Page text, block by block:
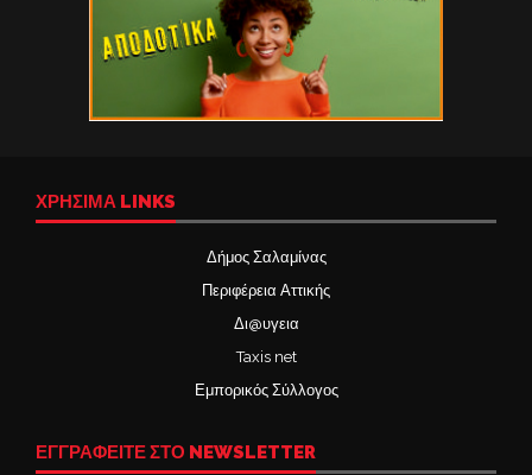
ΧΡΉΣΙΜΑ LINKS
Δήμος Σαλαμίνας
Περιφέρεια Αττικής
Δι@υγεια
Taxis net
Εμπορικός Σύλλογος
ΕΓΓΡΑΦΕΙΤΕ ΣΤΟ NEWSLETTER